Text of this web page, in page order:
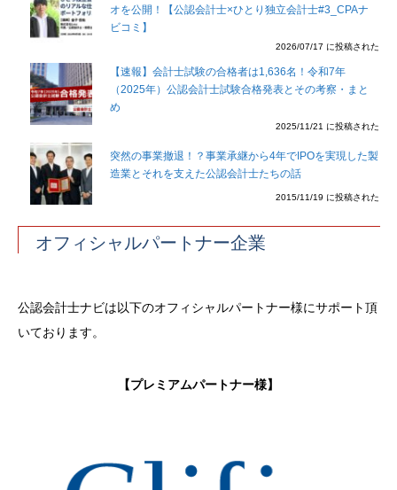
オを公開！【公認会計士×ひとり独立会計士#3_CPAナ
ビコミ】
2026/07/17 に投稿された
【速報】会計士試験の合格者は1,636名！令和7年
（2025年）公認会計士試験合格発表とその考察・まと
め
2025/11/21 に投稿された
突然の事業撤退！？事業承継から4年でIPOを実現した製
造業とそれを支えた公認会計士たちの話
2015/11/19 に投稿された
オフィシャルパートナー企業
公認会計士ナビは以下のオフィシャルパートナー様にサポート頂
いております。
【プレミアムパートナー様】